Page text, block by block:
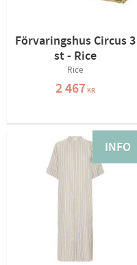
Förvaringshus Circus 3
st - Rice
Rice
2 467KR
INFO